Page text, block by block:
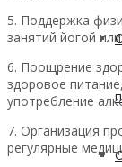
5. Поддержка
занятий йогой
6. Поощрение
здоровое
употребление
7. Организация
регулярные